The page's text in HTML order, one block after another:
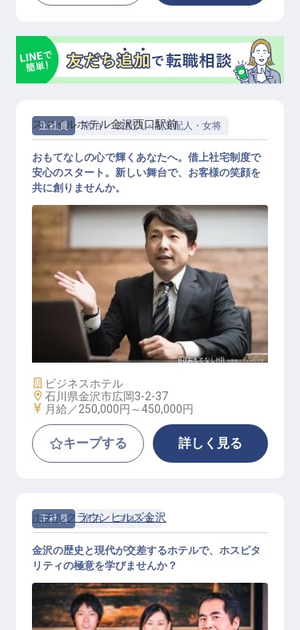
正社員 宿泊 支配人・副支配人・女将
ホテル副支配人・マネージャー候補
スマイルホテル金沢西口駅前
おもてなしの心で輝くあなたへ。借上社宅制度で
安心のスタート。新しい舞台で、お客様の笑顔を
共に創りませんか。
施設業態
ビジネスホテル
勤務地
石川県金沢市広岡3-2-37
給与
月給／250,000円～450,000円
キープする 詳しく見る
正社員 宿泊 フロント
ホテルクラウンヒルズ金沢
金沢の歴史と現代が交差するホテルで、ホスピタ
リティの極意を学びませんか？